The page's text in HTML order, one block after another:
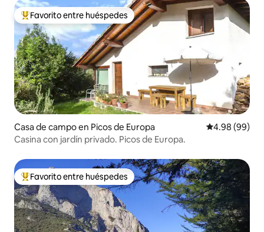
De los mejores en Favorito entre huéspedes
Favorito entre huéspedes
Casa de campo en Picos de Europa Calificación
4.98 (99)
Casina con jardín privado. Picos de Europa.
De los mejores en Favorito entre huéspedes
Favorito entre huéspedes